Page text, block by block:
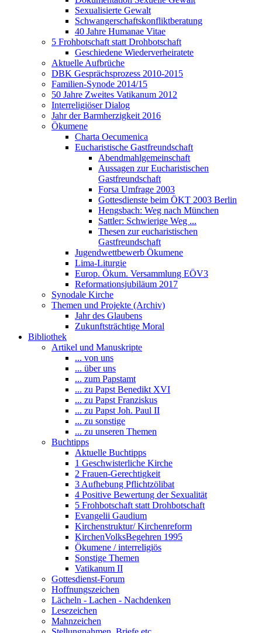
Sexualisierte Gewalt
Schwangerschaftskonfliktberatung
40 Jahre Humanae Vitae
5 Frohbotschaft statt Drohbotschaft
Geschiedene Wiederverheiratete
Aktuelle Aufbrüche
DBK Gesprächsprozess 2010-2015
Familien-Synode 2014/15
50 Jahre Zweites Vatikanum 2012
Interreligiöser Dialog
Jahr der Barmherzigkeit 2016
Ökumene
Charta Oecumenica
Eucharistische Gastfreundschaft
Abendmahlgemeinschaft
Aussagen zur Eucharistischen
Gastfreundschaft
Forsa Umfrage 2003
Gottesdienste beim ÖKT 2003 Berlin
Hengsbach: Weg nach München
Sattler: Schwierige Weg ...
Thesen zur eucharistischen
Gastfreundschaft
Jugendwettbewerb Ökumene
Lima-Liturgie
Europ. Ökum. Versammlung EÖV3
Reformationsjubiläum 2017
Synodale Kirche
Themen und Projekte (Archiv)
Jahr des Glaubens
Zukunftsträchtige Moral
Bibliothek
Artikel und Manuskripte
... von uns
... über uns
... zum Papstamt
... zu Papst Benedikt XVI
... zu Papst Franziskus
... zu Papst Joh. Paul II
... zu sonstige
... zu unseren Themen
Buchtipps
Aktuelle Buchtipps
1 Geschwisterliche Kirche
2 Frauen-Gerechtigkeit
3 Aufhebung Pflichtzölibat
4 Positive Bewertung der Sexualität
5 Frohbotschaft statt Drohbotschaft
Evangelii Gaudium
Kirchenstruktur/ Kirchenreform
KirchenVolksBegehren 1995
Ökumene / interreligiös
Sonstige Themen
Vatikanum II
Gottesdienst-Forum
Hoffnungszeichen
Lächeln - Lachen - Nachdenken
Lesezeichen
Mahnzeichen